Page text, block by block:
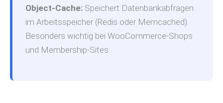
Object-Cache: Speichert Datenbankabfragen
im Arbeitsspeicher (Redis oder Memcached).
Besonders wichtig bei WooCommerce-Shops
und Membership-Sites.